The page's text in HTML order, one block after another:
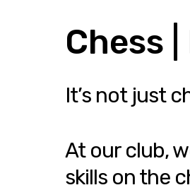
Chess
It’s not just
At our club,
skills on the